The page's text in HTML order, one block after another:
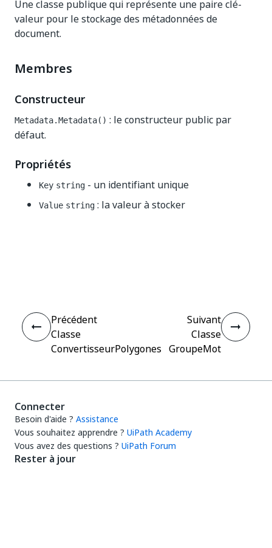
Une classe publique qui représente une paire clé-
valeur pour le stockage des métadonnées de
document.
Membres
Constructeur
Metadata.Metadata() : le constructeur public par
défaut.
Propriétés
Key string - un identifiant unique
Value string : la valeur à stocker
Précédent
Classe
ConvertisseurPolygones
Suivant
Classe
GroupeMot
Connecter
Besoin d'aide ? Assistance
Vous souhaitez apprendre ? UiPath Academy
Vous avez des questions ? UiPath Forum
Rester à jour